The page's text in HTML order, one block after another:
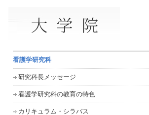
看護学研究科
研究科長メッセージ
看護学研究科の教育の特色
カリキュラム・シラバス